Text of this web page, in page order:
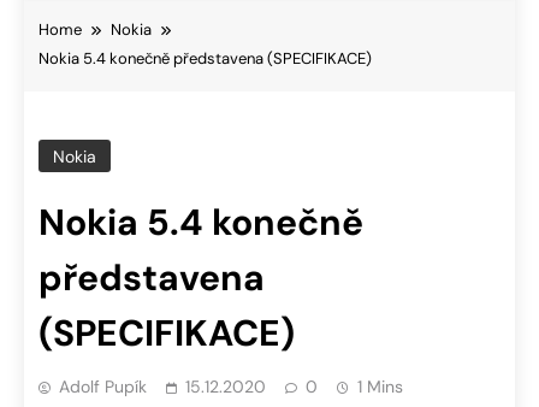
Home
Nokia
Nokia 5.4 konečně představena (SPECIFIKACE)
Nokia
Nokia 5.4 konečně
představena
(SPECIFIKACE)
Adolf Pupík 15.12.2020 0 1 Mins